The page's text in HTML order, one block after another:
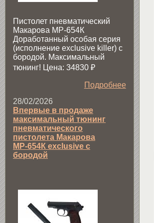
Пистолет пневматический
Макарова МР-654К
Доработанный особая серия
(исполнение exclusive killer) с
бородой. Максимальный
тюнинг! Цена: 34830 ₽
Подробнее
28/02/2026
Впервые в продаже
максимальный тюнинг
пневматического
пистолета Макарова
МР-654К exclusive с
бородой